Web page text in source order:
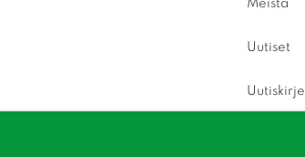
Meistä
Uutiset
Uutiskirje